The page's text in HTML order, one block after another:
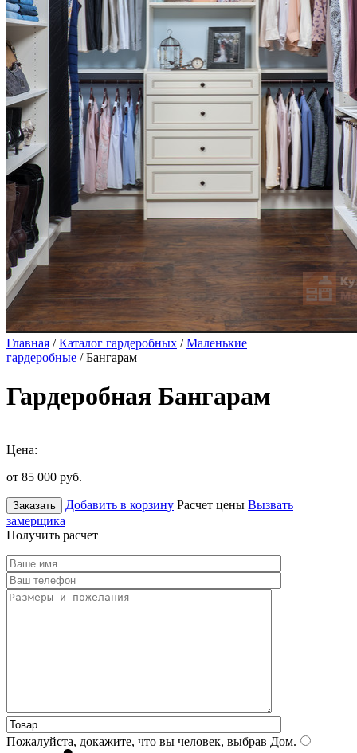
Главная /Каталог гардеробных /Маленькие
гардеробные / Бангарам
Гардеробная Бангарам
Цена:
от 85 000 руб.
Заказать Добавить в корзину Расчет цены Вызвать
замерщика
Получить расчет
Пожалуйста, докажите, что вы человек, выбрав Дом.